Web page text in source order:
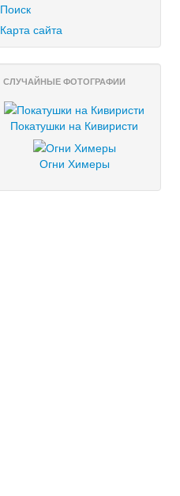
Поиск
Карта сайта
СЛУЧАЙНЫЕ ФОТОГРАФИИ
Покатушки на Кивиристи
Огни Химеры